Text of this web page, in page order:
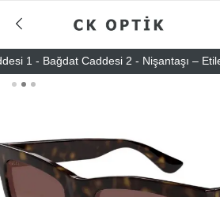
1 - Bağdat Caddesi 2 - Nişantaşı – Etiler